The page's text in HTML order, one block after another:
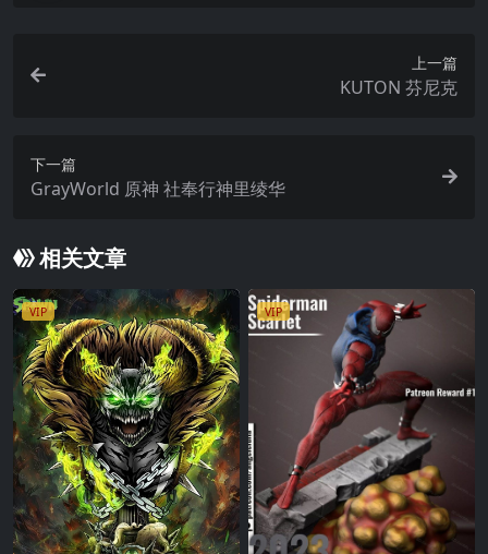
上一篇
KUTON 芬尼克
下一篇
GrayWorld 原神 社奉行神里绫华
相关文章
VIP VIP